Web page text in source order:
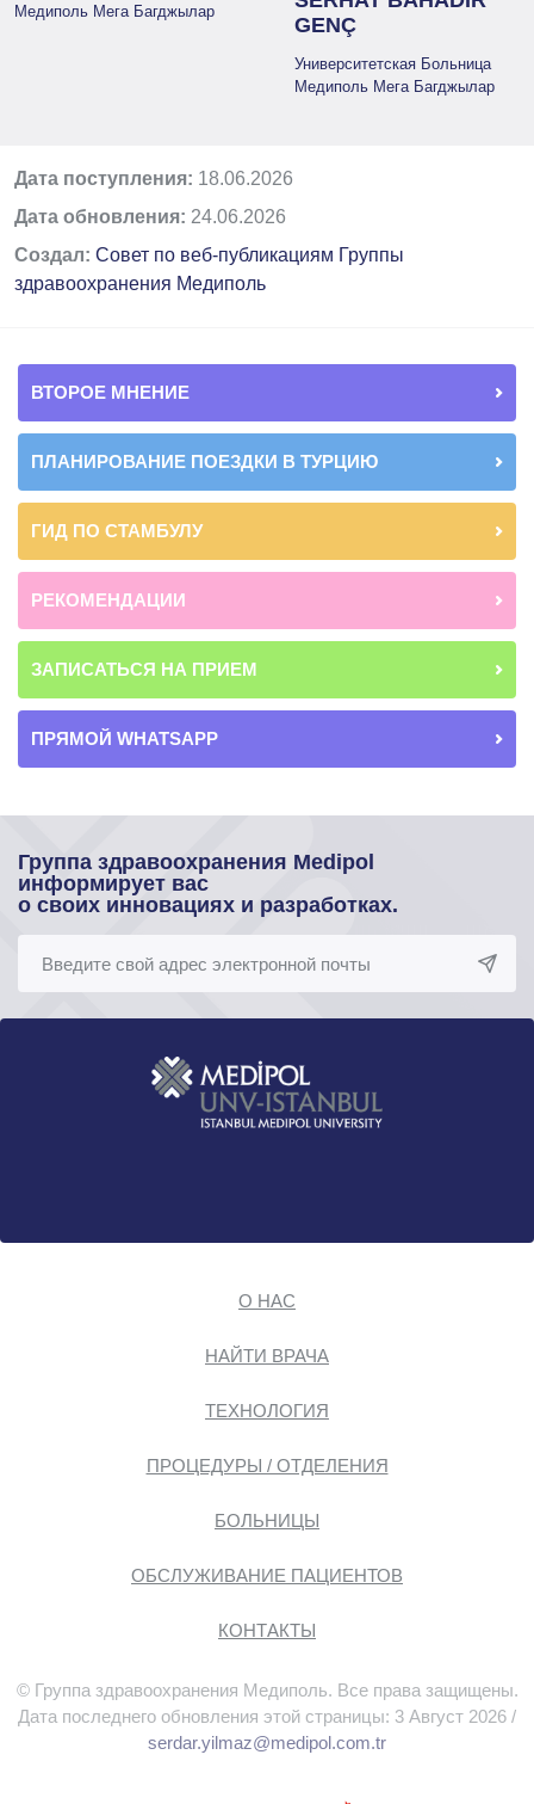
Медиполь Мега Багджылар
GENÇ
Университетская Больница
Медиполь Мега Багджылар
Дата поступления: 18.06.2026
Дата обновления: 24.06.2026
Создал: Совет по веб-публикациям Группы
здравоохранения Медиполь
ВТОРОЕ МНЕНИЕ
ПЛАНИРОВАНИЕ ПОЕЗДКИ В ТУРЦИЮ
ГИД ПО СТАМБУЛУ
РЕКОМЕНДАЦИИ
ЗАПИСАТЬСЯ НА ПРИЕМ
ПРЯМОЙ WHATSAPP
Группа здравоохранения Medipol
информирует вас
о своих инновациях и разработках.
О НАС
НАЙТИ ВРАЧА
ТЕХНОЛОГИЯ
ПРОЦЕДУРЫ / ОТДЕЛЕНИЯ
БОЛЬНИЦЫ
ОБСЛУЖИВАНИЕ ПАЦИЕНТОВ
КОНТАКТЫ
© Группа здравоохранения Медиполь. Все права защищены.
Дата последнего обновления этой страницы: 3 Август 2026 /
serdar.yilmaz@medipol.com.tr